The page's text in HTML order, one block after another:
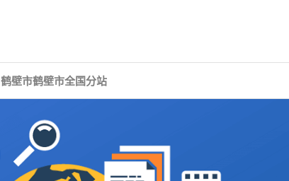
鹤壁市鹤壁市全国分站